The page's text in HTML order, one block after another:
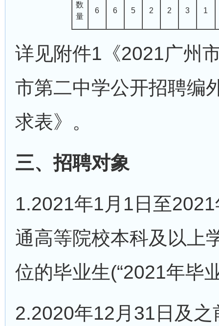
数
量
6 6 5 2 2 3 1
详见附件1《2021广州
市第二中学公开招聘编
求表》。
三、招聘对象
1.2021年1月1日至
通高等院校本科及以上
位的毕业生(“2021年毕
2.2020年12月31日及